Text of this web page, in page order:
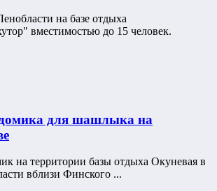
на базе отдыха
вместимостью до 15 человек.
для шашлыка на
на территории базы отдыха Окуневая в
вблизи Финского ...